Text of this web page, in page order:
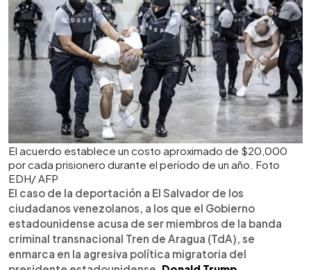
El acuerdo establece un costo aproximado de $20,000
por cada prisionero durante el período de un año. Foto
EDH/ AFP
El caso de la deportación a El Salvador de los
ciudadanos venezolanos, a los que el Gobierno
estadounidense acusa de ser miembros de la banda
criminal transnacional Tren de Aragua (TdA), se
enmarca en la agresiva política migratoria del